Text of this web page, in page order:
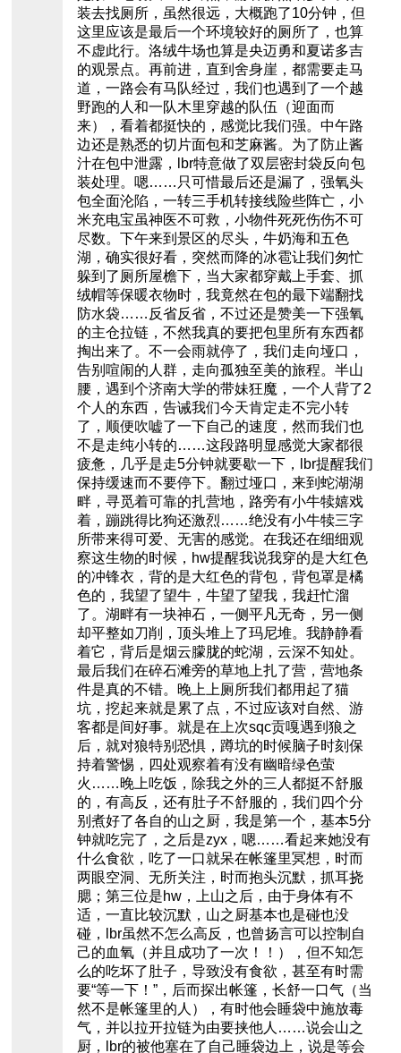
装去找厕所，虽然很远，大概跑了10分钟，但
这里应该是最后一个环境较好的厕所了，也算
不虚此行。洛绒牛场也算是央迈勇和夏诺多吉
的观景点。再前进，直到舍身崖，都需要走马
道，一路会有马队经过，我们也遇到了一个越
野跑的人和一队木里穿越的队伍（迎面而
来），看着都挺快的，感觉比我们强。中午路
边还是熟悉的切片面包和芝麻酱。为了防止酱
汁在包中泄露，lbr特意做了双层密封袋反向包
装处理。嗯……只可惜最后还是漏了，强氧头
包全面沦陷，一转三手机转接线险些阵亡，小
米充电宝虽神医不可救，小物件死死伤伤不可
尽数。下午来到景区的尽头，牛奶海和五色
湖，确实很好看，突然而降的冰雹让我们匆忙
躲到了厕所屋檐下，当大家都穿戴上手套、抓
绒帽等保暖衣物时，我竟然在包的最下端翻找
防水袋……反省反省，不过还是赞美一下强氧
的主仓拉链，不然我真的要把包里所有东西都
掏出来了。不一会雨就停了，我们走向垭口，
告别喧闹的人群，走向孤独至美的旅程。半山
腰，遇到个济南大学的带妹狂魔，一个人背了2
个人的东西，告诫我们今天肯定走不完小转
了，顺便吹嘘了一下自己的速度，然而我们也
不是走纯小转的……这段路明显感觉大家都很
疲惫，几乎是走5分钟就要歇一下，lbr提醒我们
保持缓速而不要停下。翻过垭口，来到蛇湖湖
畔，寻觅着可靠的扎营地，路旁有小牛犊嬉戏
着，蹦跳得比狗还激烈……绝没有小牛犊三字
所带来得可爱、无害的感觉。在我还在细细观
察这生物的时候，hw提醒我说我穿的是大红色
的冲锋衣，背的是大红色的背包，背包罩是橘
色的，我望了望牛，牛望了望我，我赶忙溜
了。湖畔有一块神石，一侧平凡无奇，另一侧
却平整如刀削，顶头堆上了玛尼堆。我静静看
着它，背后是烟云朦胧的蛇湖，云深不知处。
最后我们在碎石滩旁的草地上扎了营，营地条
件是真的不错。晚上上厕所我们都用起了猫
坑，挖起来就是累了点，不过应该对自然、游
客都是间好事。就是在上次sqc贡嘎遇到狼之
后，就对狼特别恐惧，蹲坑的时候脑子时刻保
持着警惕，四处观察着有没有幽暗绿色萤
火……晚上吃饭，除我之外的三人都挺不舒服
的，有高反，还有肚子不舒服的，我们四个分
别煮好了各自的山之厨，我是第一个，基本5分
钟就吃完了，之后是zyx，嗯……看起来她没有
什么食欲，吃了一口就呆在帐篷里冥想，时而
两眼空洞、无所关注，时而抱头沉默，抓耳挠
腮；第三位是hw，上山之后，由于身体有不
适，一直比较沉默，山之厨基本也是碰也没
碰，lbr虽然不怎么高反，也曾扬言可以控制自
己的血氧（并且成功了一次！！），但不知怎
么的吃坏了肚子，导致没有食欲，甚至有时需
要“等一下！”，后而探出帐篷，长舒一口气（当
然不是帐篷里的人），有时他会睡袋中施放毒
气，并以拉开拉链为由要挟他人……说会山之
厨，lbr的被他塞在了自己睡袋边上，说是等会